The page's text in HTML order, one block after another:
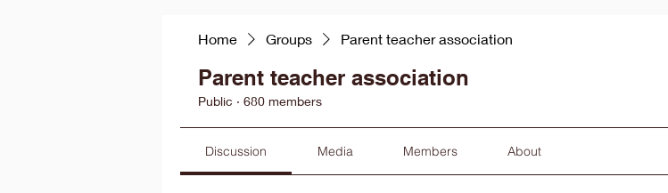
Home Groups Parent teacher association
Parent teacher association
Public · 680 members
Discussion Media Members About